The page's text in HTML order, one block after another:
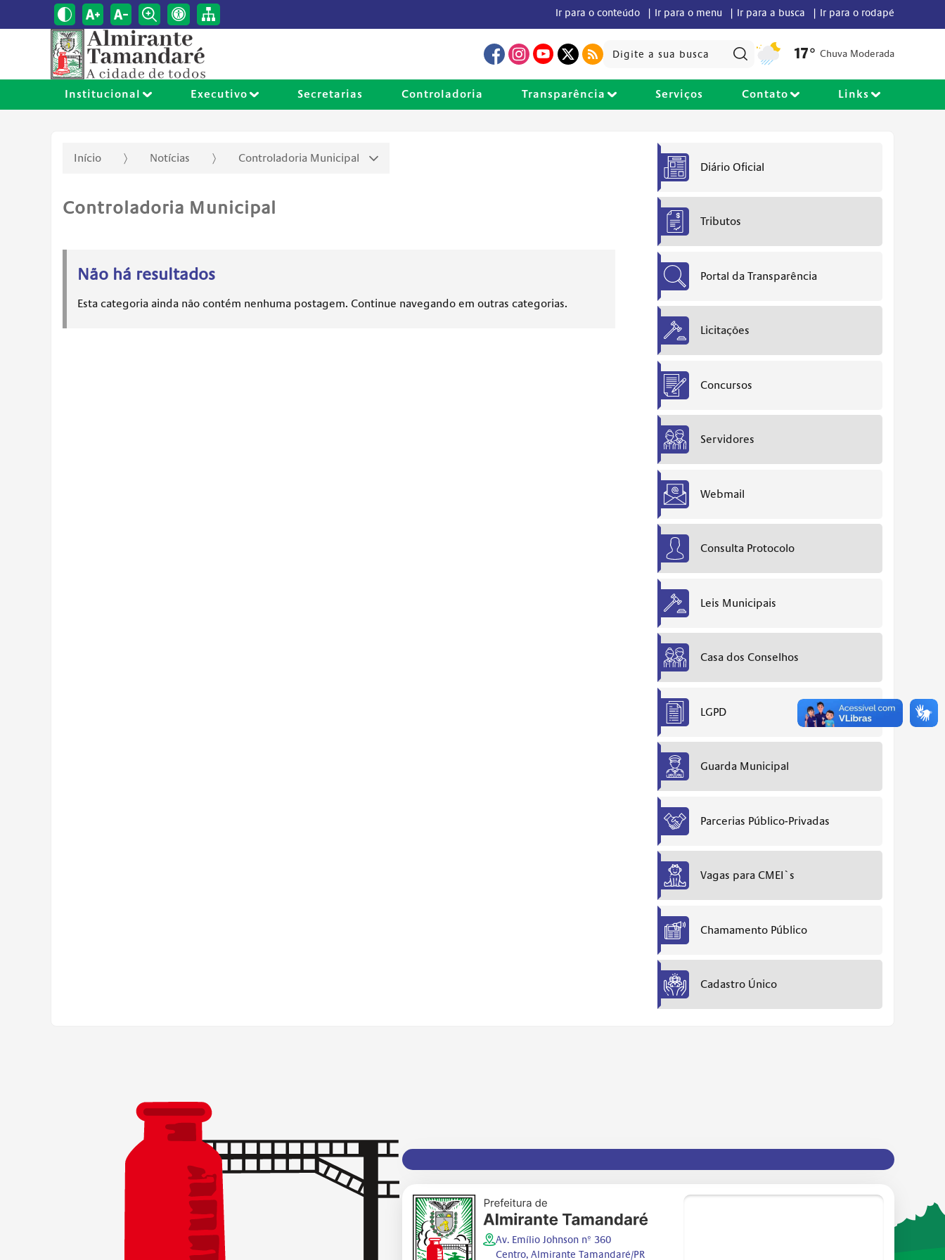
Ir para o conteúdo | Ir para o menu | Ir para a busca | Ir para o rodapé
Pesquisar:17° Chuva Moderada
Institucional Executivo Secretarias Controladoria Transparência Serviços Contato Links
Início Notícias Controladoria Municipal
Controladoria Municipal
Não há resultados
Esta categoria ainda não contém nenhuma postagem. Continue navegando em outras categorias.
Diário Oficial
Tributos
Portal da Transparência
Licitações
Concursos
Servidores
Webmail
Consulta Protocolo
Leis Municipais
Casa dos Conselhos
LGPD
Guarda Municipal
Parcerias Público-Privadas
Vagas para CMEI`s
Chamamento Público
Cadastro Único
Av. Emílio Johnson nº 360
Centro, Almirante Tamandaré/PR